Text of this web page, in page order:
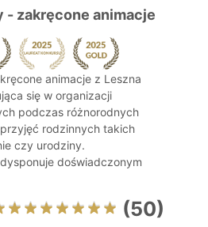
- zakręcone animacje
animacje z Leszna
się w organizacji
podczas różnorodnych
rodzinnych takich
czy urodziny.
doświadczonym
(50)